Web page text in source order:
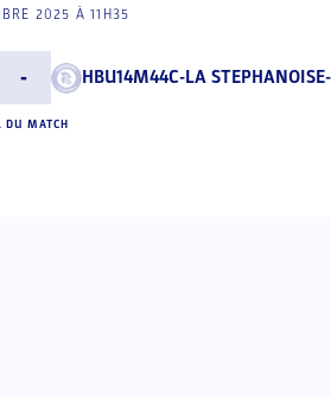
2025 À 11H35
- HBU14M44C-LA
DU MATCH